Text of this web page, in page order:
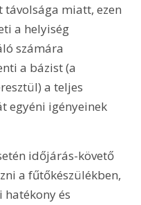
miatt, ezen
a helyiség
számára
a bázist (a
a teljes
egyéni igényeinek
időjárás-követő
a fűtőkészülékben,
és